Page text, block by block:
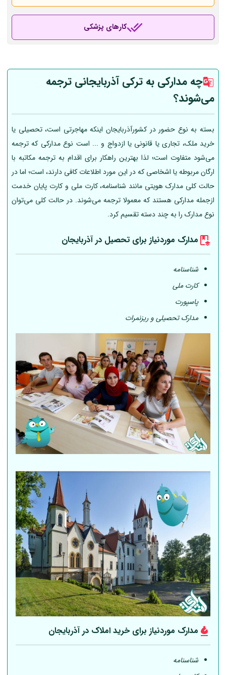
کارهای پزشکی
چه مدارکی به ترکی آذربایجانی ترجمه
می‌شوند؟
بسته به نوع حضور در کشورآذربایجان اینکه مهاجرتی است، تحصیلی یا
خرید ملک، تجاری یا قانونی یا ازدواج و ... است نوع مدارکی که ترجمه
می‌شود متفاوت است؛ لذا بهترین راهکار برای اقدام به ترجمه مکاتبه با
ارگان مربوطه یا اشخاصی که در این مورد اطلاعات کافی دارند، است؛ اما در
حالت کلی مدارک هویتی مانند شناسنامه، کارت ملی و کارت پایان خدمت
ازجمله مدارکی هستند که معمولا ترجمه می‌شوند. در حالت کلی می‌توان
نوع مدارک را به چند دسته تقسیم کرد.
مدارک موردنیاز برای تحصیل در آذربایجان
شناسنامه
کارت ملی
پاسپورت
مدارک تحصیلی و ریزنمرات
مدارک موردنیاز برای خرید املاک در آذربایجان
شناسنامه